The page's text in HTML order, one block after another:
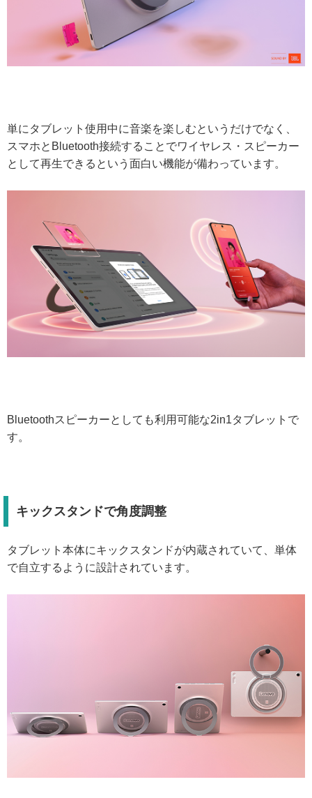
単にタブレット使用中に音楽を楽しむというだけでなく、
スマホとBluetooth接続することでワイヤレス・スピーカー
として再生できるという面白い機能が備わっています。
Bluetoothスピーカーとしても利用可能な2in1タブレットで
す。
キックスタンドで角度調整
タブレット本体にキックスタンドが内蔵されていて、単体
で自立するように設計されています。